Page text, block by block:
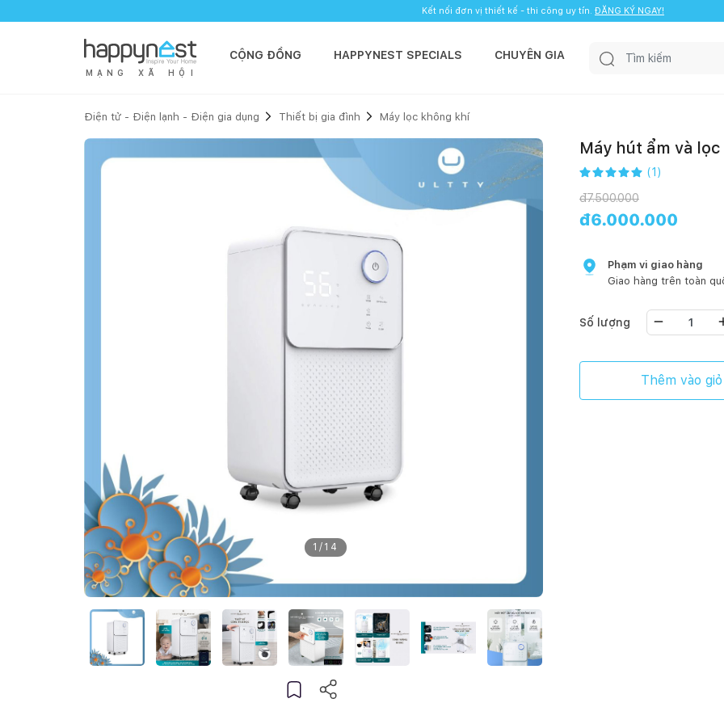
Kết nối đơn vị thiết kế - thi công uy tín. ĐĂNG KÝ NGAY!
M Ạ N G X Ã H Ộ I
CỘNG ĐỒNG HAPPYNEST SPECIALS CHUYÊN GIA
Điện tử - Điện lạnh - Điện gia dụng Thiết bị gia đình Máy lọc không khí
1 / 14
Máy hút ẩm và
(1 )
đ7.500.000
đ6.000.000
Phạm vi giao hàng
Giao hàng trên toàn
Số lượng
Thêm vào giỏ